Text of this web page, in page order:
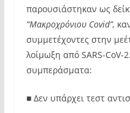
παρουσιάστηκαν ως
“Mακροχρόνιου Covid”,
συμμετέχοντες στην
λοίμωξη από SARS-CoV-
συμπεράσματα:
■ Δεν υπάρχει τεστ